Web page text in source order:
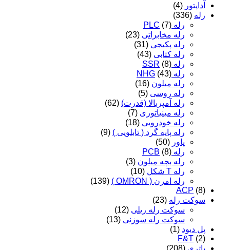
آداپتور (4)
رله (336)
رله PLC (7)
رله مخابراتی (23)
رله پکیجی (31)
رله کتابی (43)
رله SSR (8)
رله NHG (43)
رله میلون (16)
رله روسی (5)
رله آمپربالا (قدرت) (62)
رله مینیاتوری (7)
رله خودرویی (18)
رله پایه گرد ( تابلویی ) (9)
پاور (50)
رله PCB (8)
رله بچه میلون (3)
رله T شکل
(10)
رله امرن ( OMRON )
(139)
ACP (8)
سوکت رله (23)
سوکت رله ریلی (12)
سوکت رله سوزنی (13)
پل دیود (1)
F&T (2)
باتری (208)